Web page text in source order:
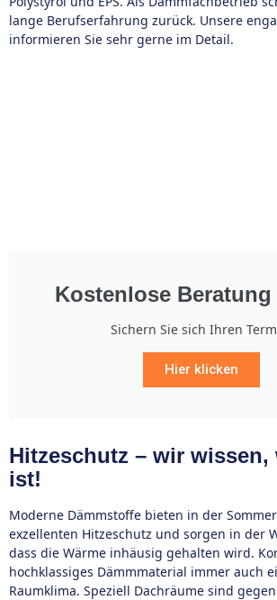
lange Berufserfahrung zurück. Unsere
informieren Sie sehr gerne im Detail.
Kostenlose Beratung
Sichern Sie sich Ihren
Hier klicken
Hitzeschutz – wir wissen,
ist!
Moderne Dämmstoffe bieten in der
exzellenten Hitzeschutz und sorgen in der
dass die Wärme inhäusig gehalten wird.
hochklassiges Dämmmaterial immer auch
Raumklima. Speziell Dachräume sind